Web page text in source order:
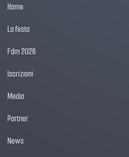
Home
La festa
Fdm 2026
Iscrizioni
Media
Partner
News